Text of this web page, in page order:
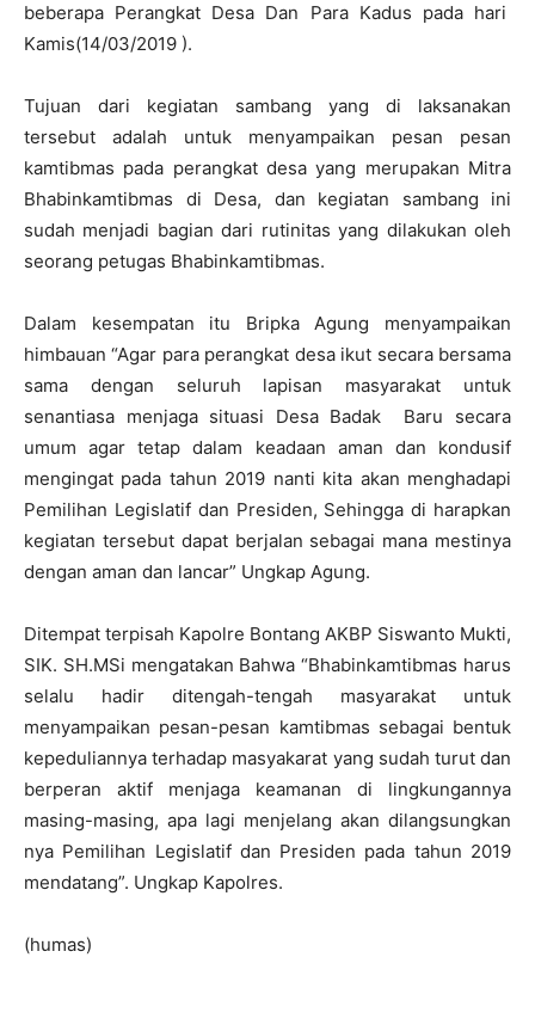
beberapa Perangkat Desa Dan Para Kadus pada hari
Kamis(14/03/2019 ).
Tujuan dari kegiatan sambang yang di laksanakan
tersebut adalah untuk menyampaikan pesan pesan
kamtibmas pada perangkat desa yang merupakan Mitra
Bhabinkamtibmas di Desa, dan kegiatan sambang ini
sudah menjadi bagian dari rutinitas yang dilakukan oleh
seorang petugas Bhabinkamtibmas.
Dalam kesempatan itu Bripka Agung menyampaikan
himbauan “Agar para perangkat desa ikut secara bersama
sama dengan seluruh lapisan masyarakat untuk
senantiasa menjaga situasi Desa Badak Baru secara
umum agar tetap dalam keadaan aman dan kondusif
mengingat pada tahun 2019 nanti kita akan menghadapi
Pemilihan Legislatif dan Presiden, Sehingga di harapkan
kegiatan tersebut dapat berjalan sebagai mana mestinya
dengan aman dan lancar” Ungkap Agung.
Ditempat terpisah Kapolre Bontang AKBP Siswanto Mukti,
SIK. SH.MSi mengatakan Bahwa “Bhabinkamtibmas harus
selalu hadir ditengah-tengah masyarakat untuk
menyampaikan pesan-pesan kamtibmas sebagai bentuk
kepeduliannya terhadap masyakarat yang sudah turut dan
berperan aktif menjaga keamanan di lingkungannya
masing-masing, apa lagi menjelang akan dilangsungkan
nya Pemilihan Legislatif dan Presiden pada tahun 2019
mendatang”. Ungkap Kapolres.
(humas)